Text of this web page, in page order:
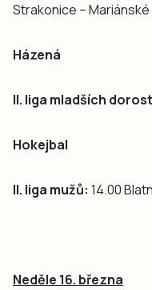
Strakonice –
Házená
II. liga mladších
Hokejbal
II. liga mužů: 14.00
Neděle 16. března